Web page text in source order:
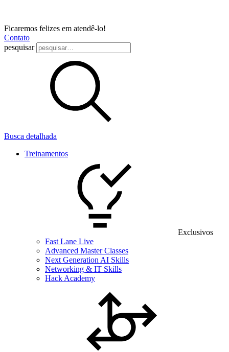
Ficaremos felizes em atendê-lo!
Contato
pesquisar
Busca detalhada
Treinamentos
Exclusivos
Fast Lane Live
Advanced Master Classes
Next Generation AI Skills
Networking & IT Skills
Hack Academy